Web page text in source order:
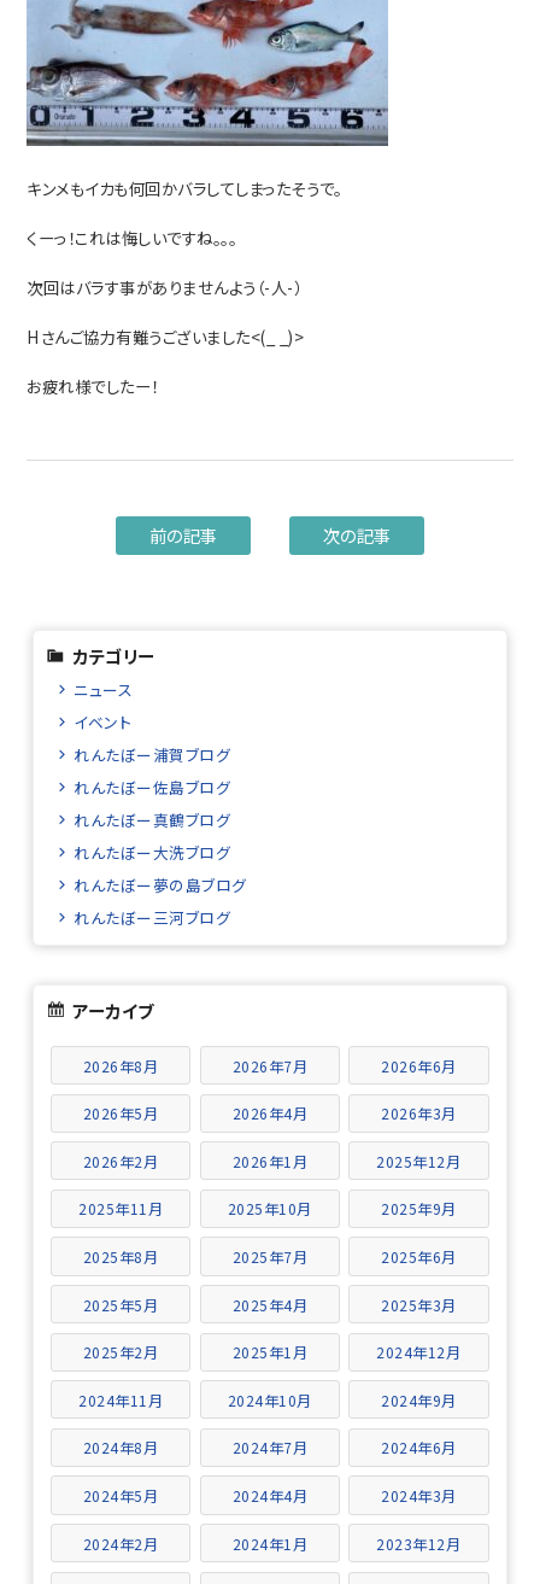
キンメもイカも何回かバラしてしまったそうで。
くーっ！これは悔しいですね。。。
次回はバラす事がありませんよう（-人-）
Hさんご協力有難うございました<(_ _)>
お疲れ様でしたー！
前の記事 次の記事
カテゴリー
ニュース
イベント
れんたぼー浦賀ブログ
れんたぼー佐島ブログ
れんたぼー真鶴ブログ
れんたぼー大洗ブログ
れんたぼー夢の島ブログ
れんたぼー三河ブログ
アーカイブ
2026年8月 2026年7月 2026年6月
2026年5月 2026年4月 2026年3月
2026年2月 2026年1月 2025年12月
2025年11月 2025年10月 2025年9月
2025年8月 2025年7月 2025年6月
2025年5月 2025年4月 2025年3月
2025年2月 2025年1月 2024年12月
2024年11月 2024年10月 2024年9月
2024年8月 2024年7月 2024年6月
2024年5月 2024年4月 2024年3月
2024年2月 2024年1月 2023年12月